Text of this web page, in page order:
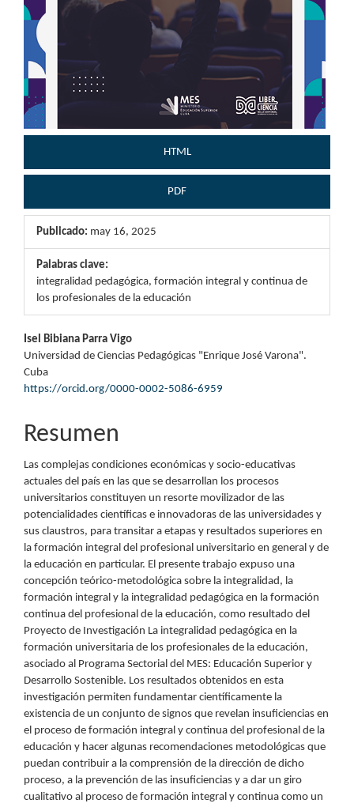
HTML
PDF
Publicado: may 16, 2025
Palabras clave:
integralidad pedagógica, formación integral y continua de
los profesionales de la educación
Contenido
principal
del
artículo
Isel Bibiana Parra Vigo
Universidad de Ciencias Pedagógicas "Enrique José Varona".
Cuba
https://orcid.org/0000-0002-5086-6959
Resumen
Las complejas condiciones económicas y socio-educativas
actuales del país en las que se desarrollan los procesos
universitarios constituyen un resorte movilizador de las
potencialidades científicas e innovadoras de las universidades y
sus claustros, para transitar a etapas y resultados superiores en
la formación integral del profesional universitario en general y de
la educación en particular. El presente trabajo expuso una
concepción teórico-metodológica sobre la integralidad, la
formación integral y la integralidad pedagógica en la formación
continua del profesional de la educación, como resultado del
Proyecto de Investigación La integralidad pedagógica en la
formación universitaria de los profesionales de la educación,
asociado al Programa Sectorial del MES: Educación Superior y
Desarrollo Sostenible. Los resultados obtenidos en esta
investigación permiten fundamentar científicamente la
existencia de un conjunto de signos que revelan insuficiencias en
el proceso de formación integral y continua del profesional de la
educación y hacer algunas recomendaciones metodológicas que
puedan contribuir a la comprensión de la dirección de dicho
proceso, a la prevención de las insuficiencias y a dar un giro
cualitativo al proceso de formación integral y continua como un